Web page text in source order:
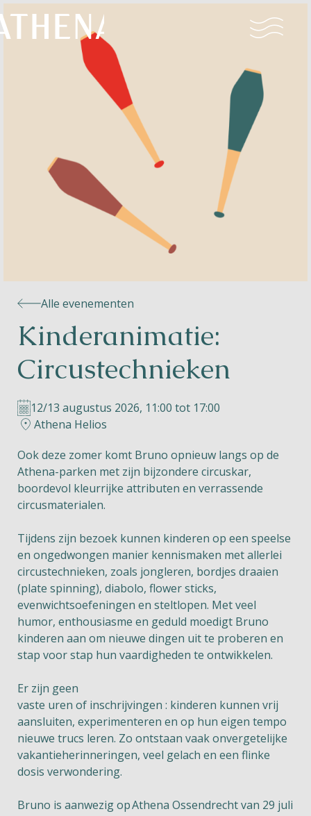
Naturisme
Community
Kalender
Le Perron
Helios
Contact
Apple App Store
Android Play Store
Alle evenementen
Kinderanimatie:
Circustechnieken
12/13 augustus 2026, 11:00 tot 17:00
Athena Helios
Ook deze zomer komt Bruno opnieuw langs op de
Athena-parken met zijn bijzondere circuskar,
boordevol kleurrijke attributen en verrassende
circusmaterialen.
Tijdens zijn bezoek kunnen kinderen op een speelse
en ongedwongen manier kennismaken met allerlei
circustechnieken, zoals jongleren, bordjes draaien
(plate spinning), diabolo, flower sticks,
evenwichtsoefeningen en steltlopen. Met veel
humor, enthousiasme en geduld moedigt Bruno
kinderen aan om nieuwe dingen uit te proberen en
stap voor stap hun vaardigheden te ontwikkelen.
Er zijn geen
vaste uren of inschrijvingen : kinderen kunnen vrij
aansluiten, experimenteren en op hun eigen tempo
nieuwe trucs leren. Zo ontstaan vaak onvergetelijke
vakantieherinneringen, veel gelach en een flinke
dosis verwondering.
Bruno is aanwezig opAthena Ossendrecht van 29 juli